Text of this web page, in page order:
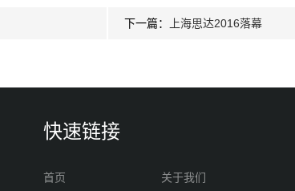
下一篇： 上海思达2016落幕
快速链接
首页 关于我们